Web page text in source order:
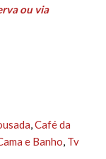
ou via
,Café da
e Banho, Tv